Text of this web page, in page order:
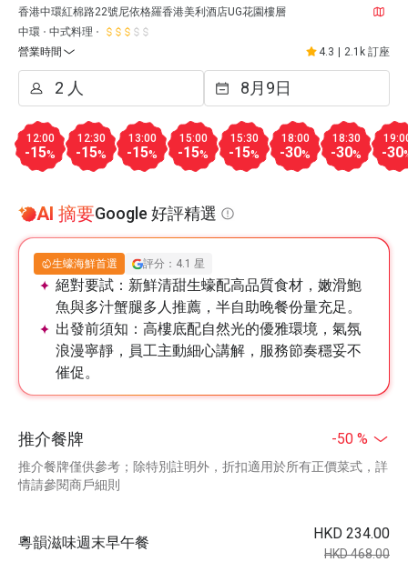
香港中環紅棉路22號尼依格羅香港美利酒店UG花園樓層
中環
中式料理
營業時間
4.3 2.1k 訂座
12:00
-15%
12:30
-15%
13:00
-15%
15:00
-15%
15:30
-15%
18:00
-30%
18:30
-30% -30
AI 摘要Google 好評精選
生蠔海鮮首選 評分：4.1 星
絕對要試： 新鮮清甜生蠔配高品質食材，嫩滑鮑
魚與多汁蟹腿多人推薦，半自助晚餐份量充足。
出發前須知： 高樓底配自然光的優雅環境，氣氛
浪漫寧靜，員工主動細心講解，服務節奏穩妥不
催促。
推介餐牌 -50 %
推介餐牌僅供參考；除特別註明外，折扣適用於所有正價菜式，詳
情請參閱商戶細則
粵韻滋味週末早午餐
HKD 234.00
HKD 468.00